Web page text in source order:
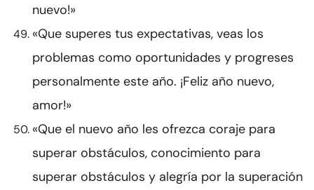
nuevo!»
«Que superes tus expectativas, veas los
problemas como oportunidades y progreses
personalmente este año. ¡Feliz año nuevo,
amor!»
«Que el nuevo año les ofrezca coraje para
superar obstáculos, conocimiento para
superar obstáculos y alegría por la superación